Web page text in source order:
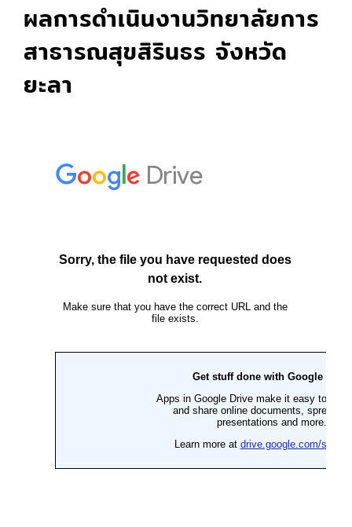
ผลการดำเนินงานวิทยาลัยการ
สาธารณสุขสิรินธร จังหวัด
ยะลา